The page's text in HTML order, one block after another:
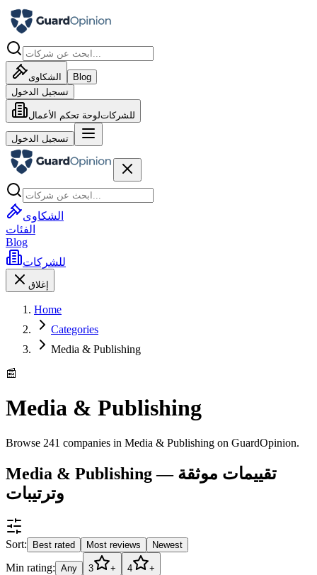
الشكاوى
Blog
تسجيل الدخول
للشركاتلوحة تحكم الأعمال
تسجيل الدخول
الشكاوى
الفئات
Blog
للشركات
إغلاق
Home
Categories
Media & Publishing
📰
Media & Publishing
Browse 241 companies in Media & Publishing on GuardOpinion.
Media & Publishing — تقييمات موثقة
وترتيبات
Sort: Best rated Most reviews Newest
Min rating: Any 3 + 4 +